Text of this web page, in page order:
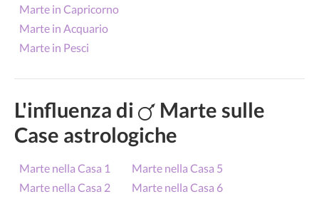
Marte in Capricorno
Marte in Acquario
Marte in Pesci
L'influenza di
Marte sulle
Case astrologiche
Marte nella Casa 1
Marte nella Casa 2
Marte nella Casa 5
Marte nella Casa 6